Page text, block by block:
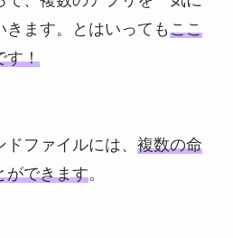
きます。とはいってもここ
す！
ファイルには、 複数の命
ができます。